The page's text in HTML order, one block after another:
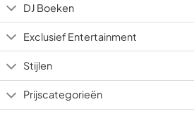
DJ Boeken
Exclusief Entertainment
Stijlen
Prijscategorieën